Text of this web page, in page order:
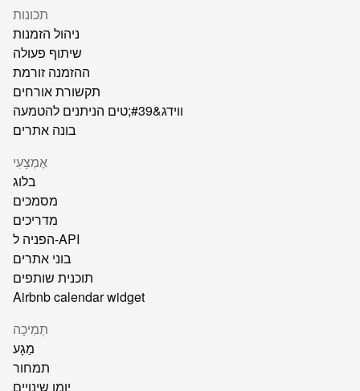
תכונות
ניהול הזמנות
שיתוף פעולה
ההזמנה זורמת
תקשורת אורחים
ווידג&#39;טים הניתנים להטמעה
בונה אתרים
אֶמְצָעִי
בלוג
מסמכים
מדריכים
הפניה ל-API
בוני אתרים
תוכנית שותפים
Airbnb calendar widget
תְמִיכָה
מַגָע
תמחור
יומן שינויים